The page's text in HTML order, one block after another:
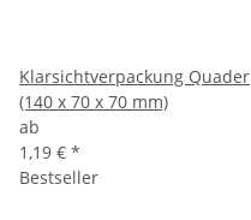
Klarsichtverpackung Quader
(140 x 70 x 70 mm)
ab
1,19 € *
Bestseller